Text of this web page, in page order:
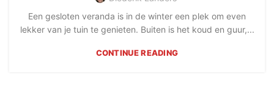
Een gesloten veranda is in de winter een plek om even
lekker van je tuin te genieten. Buiten is het koud en guur,...
CONTINUE READING